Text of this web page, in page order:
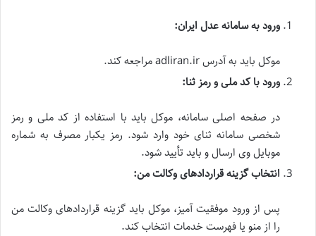
ورود به سامانه عدل ایران:
موکل باید به آدرس adliran.ir مراجعه کند.
ورود با کد ملی و رمز ثنا:
در صفحه اصلی سامانه، موکل باید با استفاده از کد ملی و رمز
شخصی سامانه ثنای خود وارد شود. رمز یکبار مصرف به شماره
موبایل وی ارسال و باید تأیید شود.
انتخاب گزینه قراردادهای وکالت من:
پس از ورود موفقیت آمیز، موکل باید گزینه قراردادهای وکالت من
را از منو یا فهرست خدمات انتخاب کند.